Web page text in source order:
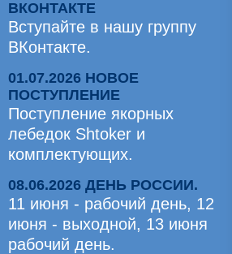
ВКОНТАКТЕ
Вступайте в нашу группу
ВКонтакте.
01.07.2026 НОВОЕ
ПОСТУПЛЕНИЕ
Поступление якорных
лебедок Shtoker и
комплектующих.
08.06.2026 ДЕНЬ РОССИИ.
11 июня - рабочий день, 12
июня - выходной, 13 июня
рабочий день.